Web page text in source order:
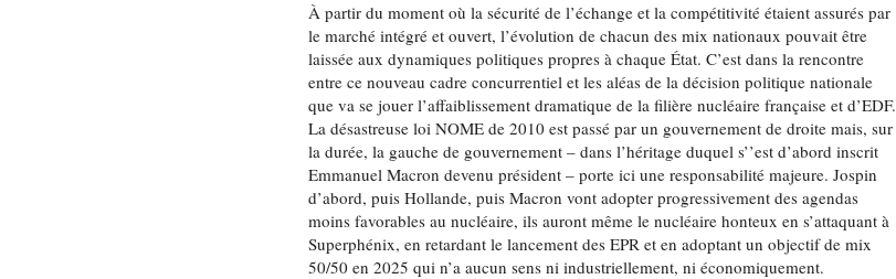
À partir du moment où la sécurité de l’échange et la compétitivité étaient assurés par
le marché intégré et ouvert, l’évolution de chacun des mix nationaux pouvait être
laissée aux dynamiques politiques propres à chaque État. C’est dans la rencontre
entre ce nouveau cadre concurrentiel et les aléas de la décision politique nationale
que va se jouer l’affaiblissement dramatique de la filière nucléaire française et d’EDF.
La désastreuse loi NOME de 2010 est passé par un gouvernement de droite mais, sur
la durée, la gauche de gouvernement – dans l’héritage duquel s’’est d’abord inscrit
Emmanuel Macron devenu président – porte ici une responsabilité majeure. Jospin
d’abord, puis Hollande, puis Macron vont adopter progressivement des agendas
moins favorables au nucléaire, ils auront même le nucléaire honteux en s’attaquant à
Superphénix, en retardant le lancement des EPR et en adoptant un objectif de mix
50/50 en 2025 qui n’a aucun sens ni industriellement, ni économiquement.